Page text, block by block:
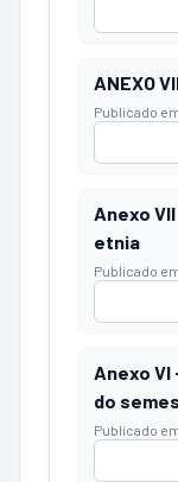
ANEXO
Publicado
Anexo
etnia
Publicado
Anexo VI
do
Publicado